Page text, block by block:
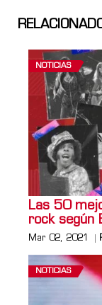
NOTICIAS
Las 50
rock según
Mar 02, 2021
NOTICIAS